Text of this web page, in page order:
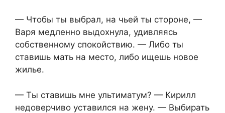
— Чтобы ты выбрал, на чьей ты стороне, —
Варя медленно выдохнула, удивляясь
собственному спокойствию. — Либо ты
ставишь мать на место, либо ищешь новое
жилье.
— Ты ставишь мне ультиматум? — Кирилл
недоверчиво уставился на жену. — Выбирать